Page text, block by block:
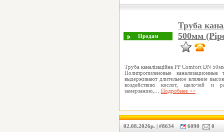
Труба
500мм
Труба каналізаційна PP Comfort DN
Полипропиленовые
выдерживают длительное влияние
воздействию кислот, щелочей и
замерзанию,… Подробнее >>
02.08.2026р. | #8634 6090 0